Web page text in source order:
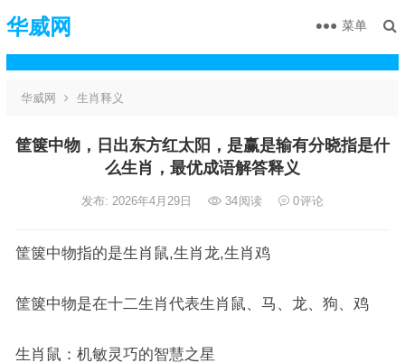
华威网 菜单
华威网 生肖释义
筐箧中物，日出东方红太阳，是赢是输有分晓指是什
么生肖，最优成语解答释义
发布: 2026年4月29日 34阅读 0评论
筐箧中物指的是生肖鼠,生肖龙,生肖鸡
筐箧中物是在十二生肖代表生肖鼠、马、龙、狗、鸡
生肖鼠：机敏灵巧的智慧之星